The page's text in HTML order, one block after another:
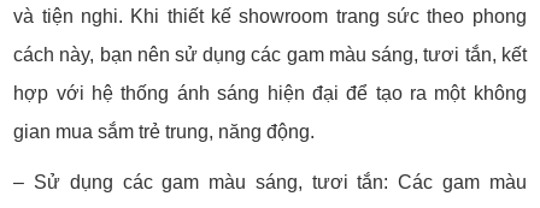
và tiện nghi. Khi thiết kế showroom trang sức theo phong
cách này, bạn nên sử dụng các gam màu sáng, tươi tắn, kết
hợp với hệ thống ánh sáng hiện đại để tạo ra một không
gian mua sắm trẻ trung, năng động.
– Sử dụng các gam màu sáng, tươi tắn: Các gam màu